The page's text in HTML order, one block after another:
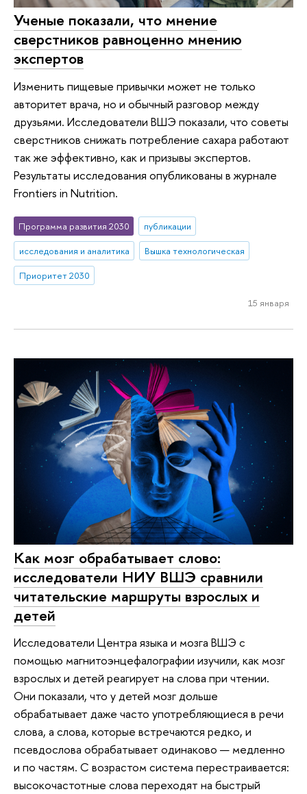
Ученые показали, что мнение
сверстников равноценно мнению
экспертов
Изменить пищевые привычки может не только
авторитет врача, но и обычный разговор между
друзьями. Исследователи ВШЭ показали, что советы
сверстников снижать потребление сахара работают
так же эффективно, как и призывы экспертов.
Результаты исследования опубликованы в журнале
Frontiers in Nutrition.
Программа развития 2030
публикации
исследования и аналитика
Вышка технологическая
Приоритет 2030
15 января
Как мозг обрабатывает слово:
исследователи НИУ ВШЭ сравнили
читательские маршруты взрослых и
детей
Исследователи Центра языка и мозга ВШЭ с
помощью магнитоэнцефалографии изучили, как мозг
взрослых и детей реагирует на слова при чтении.
Они показали, что у детей мозг дольше
обрабатывает даже часто употребляющиеся в речи
слова, а слова, которые встречаются редко, и
псевдослова обрабатывает одинаково — медленно
и по частям. С возрастом система перестраивается:
высокочастотные слова переходят на быстрый